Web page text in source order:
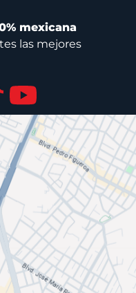
mexicana
las mejores